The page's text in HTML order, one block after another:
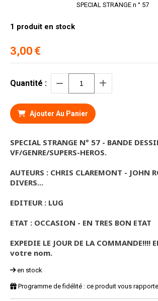
SPECIAL STRANGE n ° 57
3,00 €
1 produit en stock
Quantité :
Ajouter Au Panier
SPECIAL STRANGE N° 57 - BANDE
VF/GENRE/SUPERS-HEROS.
AUTEURS : CHRIS CLAREMONT - JOHN
DIVERS...
EDITEUR : LUG
ETAT : OCCASION - EN TRES BON ETAT
EXPEDIE LE JOUR DE LA COMMANDE!!!!
votre nom.
en stock
Programme de fidélité : ce produit vous